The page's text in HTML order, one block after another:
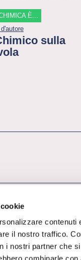
contenuti
il nostro traffico.
i nostri partner che
È...
sulla